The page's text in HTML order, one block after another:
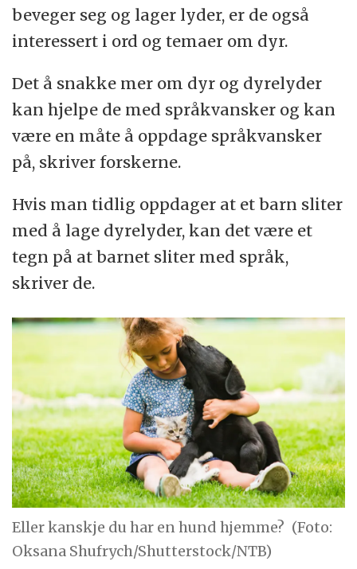
beveger seg og lager lyder, er de også
interessert i ord og temaer om dyr.
Det å snakke mer om dyr og dyrelyder
kan hjelpe de med språkvansker og kan
være en måte å oppdage språkvansker
på, skriver forskerne.
Hvis man tidlig oppdager at et barn sliter
med å lage dyrelyder, kan det være et
tegn på at barnet sliter med språk,
skriver de.
Eller kanskje du har en hund hjemme? (Foto:
Oksana Shufrych/Shutterstock/NTB)